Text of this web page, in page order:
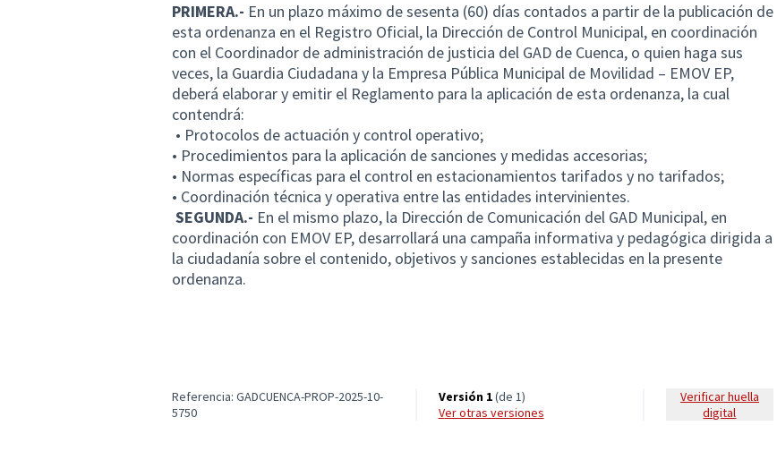
PRIMERA.- En un plazo máximo de sesenta (60) días contados a partir de la publicación de
esta ordenanza en el Registro Oficial, la Dirección de Control Municipal, en coordinación
con el Coordinador de administración de justicia del GAD de Cuenca, o quien haga sus
veces, la Guardia Ciudadana y la Empresa Pública Municipal de Movilidad – EMOV EP,
deberá elaborar y emitir el Reglamento para la aplicación de esta ordenanza, la cual
contendrá:
• Protocolos de actuación y control operativo;
• Procedimientos para la aplicación de sanciones y medidas accesorias;
• Normas específicas para el control en estacionamientos tarifados y no tarifados;
• Coordinación técnica y operativa entre las entidades intervinientes.
SEGUNDA.- En el mismo plazo, la Dirección de Comunicación del GAD Municipal, en
coordinación con EMOV EP, desarrollará una campaña informativa y pedagógica dirigida a
la ciudadanía sobre el contenido, objetivos y sanciones establecidas en la presente
ordenanza.
Referencia: GADCUENCA-PROP-2025-10-
5750
Versión 1(de 1)
ver otras versiones
Verificar huella
digital